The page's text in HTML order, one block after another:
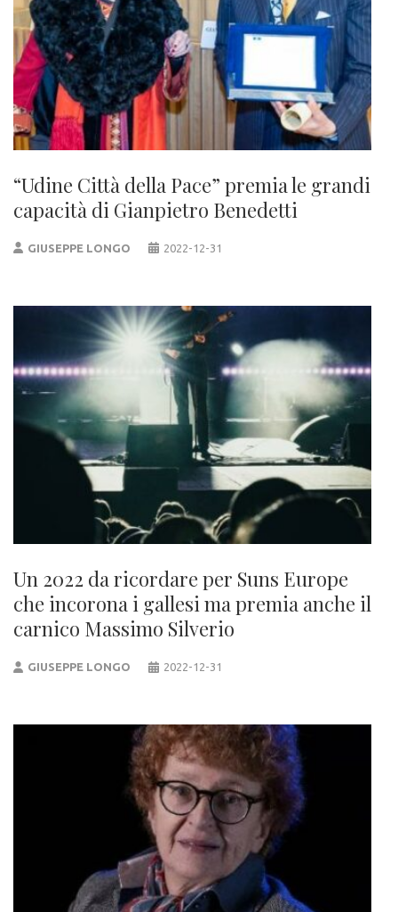
“Udine Città della Pace” premia le grandi
capacità di Gianpietro Benedetti
GIUSEPPE LONGO 2022-12-31
Un 2022 da ricordare per Suns Europe
che incorona i gallesi ma premia anche il
carnico Massimo Silverio
GIUSEPPE LONGO 2022-12-31